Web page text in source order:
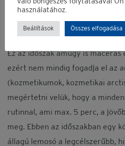
Nincs
Ez az időszak amúgy is
ezért nem mindig fogadja el az
(kozmetikumok, kozmetikai
megértetni velük, hogy a
rutinnal, ami max. 5 perc, a
meg. Ebben az időszakban egy
állagú lemosó a legcélszerűbb,
használatához.
Beállítások Összes elfogadása